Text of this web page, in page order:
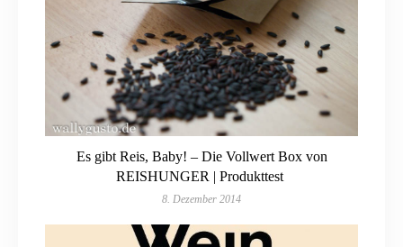
Es gibt Reis, Baby! – Die Vollwert Box von
REISHUNGER | Produkttest
8. Dezember 2014